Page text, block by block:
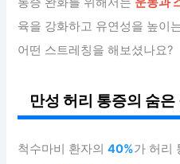
육을 강화하고 유연성을 높이
어떤 스트레칭을 해보셨나요?
만성 허리 통증의 숨은
척수마비 환자의40%가 허리